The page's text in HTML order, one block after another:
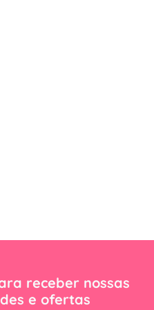
receber nossas
e ofertas